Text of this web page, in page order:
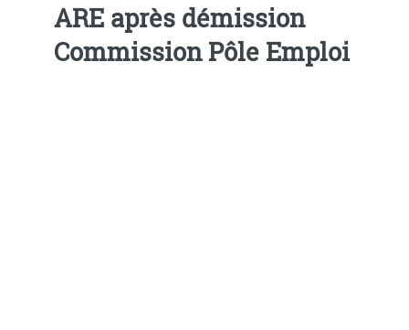
ARE après démission
Commission Pôle Emploi